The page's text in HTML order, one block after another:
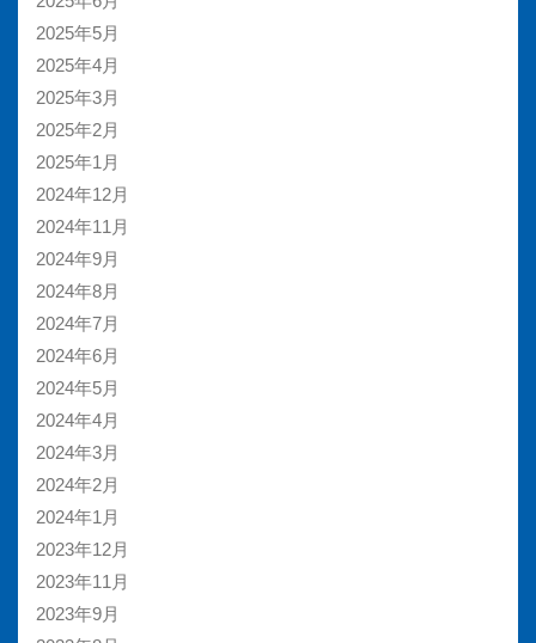
2025年5月
2025年4月
2025年3月
2025年2月
2025年1月
2024年12月
2024年11月
2024年9月
2024年8月
2024年7月
2024年6月
2024年5月
2024年4月
2024年3月
2024年2月
2024年1月
2023年12月
2023年11月
2023年9月